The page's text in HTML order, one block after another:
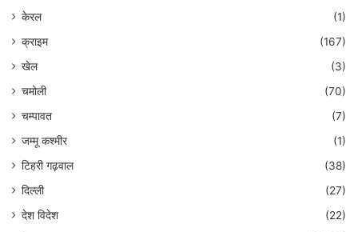
केरल
(1)
क्राइम
(167)
खेल
(3)
चमोली
(70)
चम्पावत
(7)
जम्मू कश्मीर
(1)
टिहरी गढ़वाल
(38)
दिल्ली
(27)
देश विदेश
(22)